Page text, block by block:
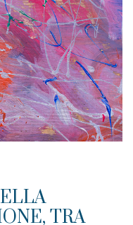
TRA